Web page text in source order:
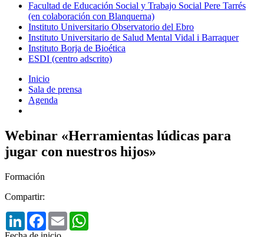
Facultad de Educación Social y Trabajo Social Pere Tarrés
(en colaboración con Blanquerna)
Instituto Universitario Observatorio del Ebro
Instituto Universitario de Salud Mental Vidal i Barraquer
Instituto Borja de Bioética
ESDI (centro adscrito)
Inicio
Sala de prensa
Agenda
Webinar «Herramientas lúdicas para
jugar con nuestros hijos»
Formación
Compartir:
LinkedInFacebook
Email